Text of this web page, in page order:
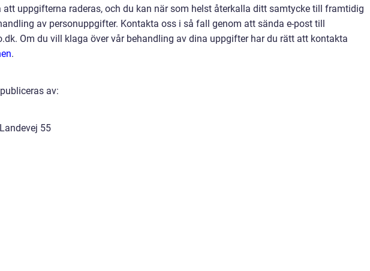
uppgifterna raderas, och du kan när som helst återkalla ditt samtycke till framtidig
av personuppgifter. Kontakta oss i så fall genom att sända e-post till
Om du vill klaga över vår behandling av dina uppgifter har du rätt att kontakta
.
av:
55